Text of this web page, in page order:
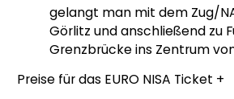
gelangt man mit dem Zug/
Görlitz und anschließend zu
Grenzbrücke ins Zentrum
Preise für das EURO NISA Ticket +